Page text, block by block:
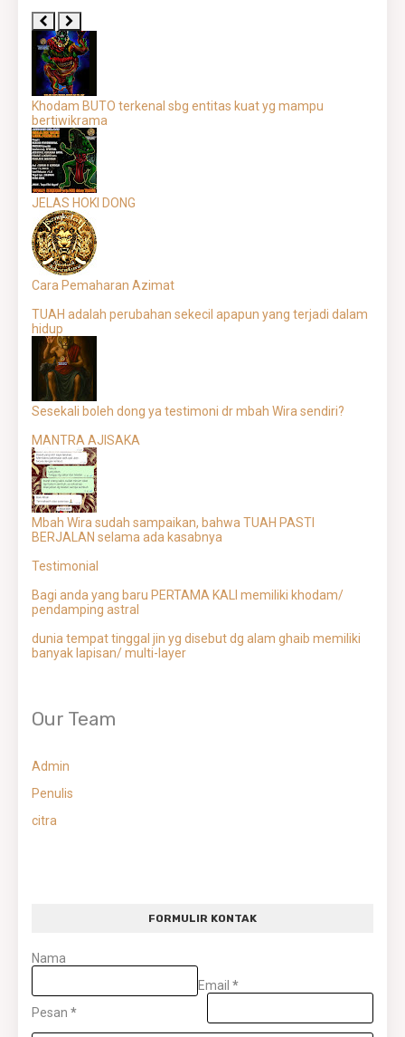
Khodam BUTO terkenal sbg entitas kuat yg mampu
bertiwikrama
JELAS HOKI DONG
Cara Pemaharan Azimat
TUAH adalah perubahan sekecil apapun yang terjadi dalam
hidup
Sesekali boleh dong ya testimoni dr mbah Wira sendiri?
MANTRA AJISAKA
Mbah Wira sudah sampaikan, bahwa TUAH PASTI
BERJALAN selama ada kasabnya
Testimonial
Bagi anda yang baru PERTAMA KALI memiliki khodam/
pendamping astral
dunia tempat tinggal jin yg disebut dg alam ghaib memiliki
banyak lapisan/ multi-layer
Our Team
Admin
Penulis
citra
FORMULIR KONTAK
Nama
Email *
Pesan *